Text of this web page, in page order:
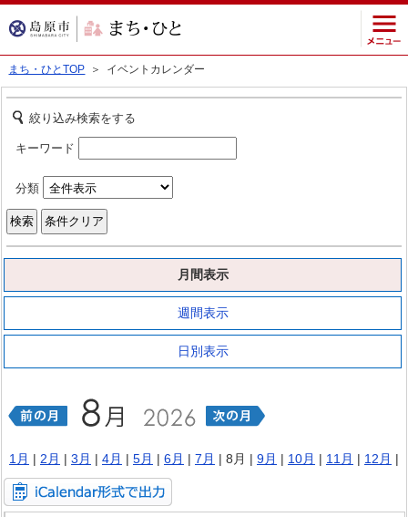
まち・ひとTOP ＞ イベントカレンダー
絞り込み検索をする
キーワード
分類
月間表示
週間表示
日別表示
1月 | 2月 | 3月 | 4月 | 5月 | 6月 | 7月 | 8月 | 9月 | 10月 | 11月 | 12月 |